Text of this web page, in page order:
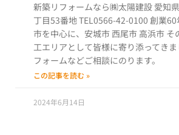
新築リフォームなら㈱太陽建設 愛知
丁目53番地 TEL0566-42-0100 創業
市を中心に、安城市 西尾市 高浜市 そ
工エリアとして皆様に寄り添ってき
フォームなどご相談にのります。
この記事を読む »
2024年6月14日